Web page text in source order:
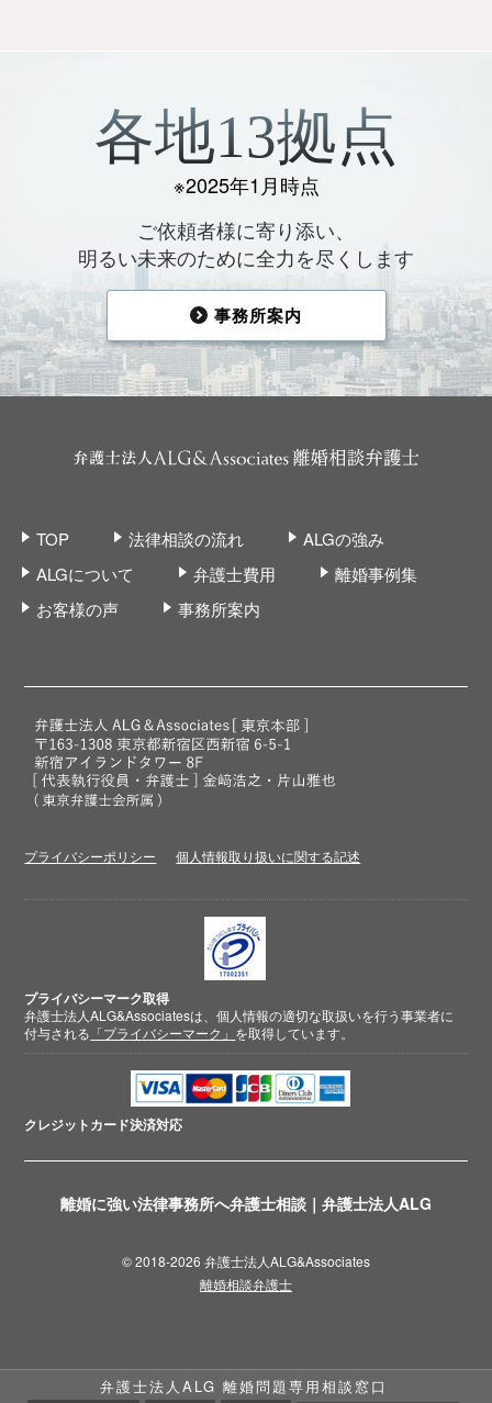
離婚に強い法律事務所へ弁護士相談｜弁護士法人ALG
各地13拠点
※2025年1月時点
ご依頼者様に寄り添い、
明るい未来のために全力を尽くします
事務所案内
TOP 法律相談の流れ
ALGの強み
ALGについて
弁護士費用
離婚事例集
お客様の声
事務所案内
プライバシーポリシー 個人情報取り扱いに関する記述
プライバシーマーク取得
弁護士法人ALG&Associatesは、個人情報の適切な取扱いを行う事業者に
付与される 「プライバシーマーク」 を取得しています。
クレジットカード決済対応
© 2018-2026 弁護士法人ALG&Associates
離婚相談弁護士
弁護士法人ALG 離婚問題専用相談窓口